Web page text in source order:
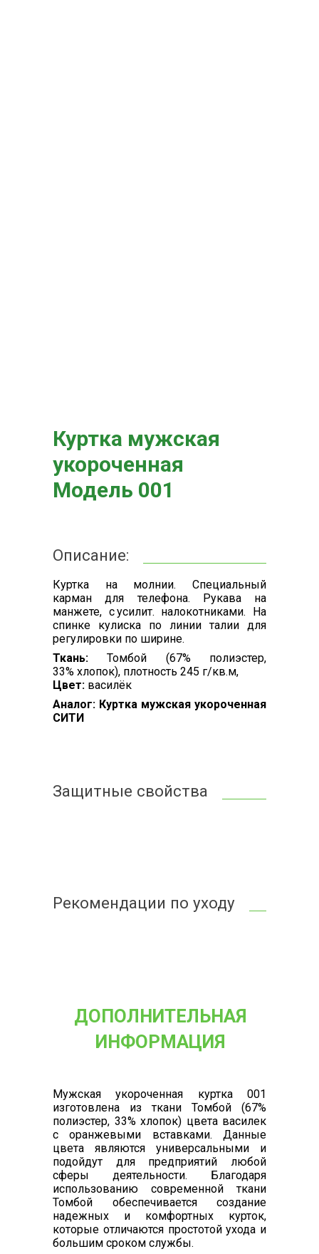
Куртка мужская
укороченная
Модель 001
Описание:
Куртка на молнии. Специальный
карман для телефона. Рукава на
манжете, с усилит. налокотниками. На
спинке кулиска по линии талии для
регулировки по ширине.
Ткань: Томбой (67% полиэстер,
33% хлопок), плотность 245 г/кв.м,
Цвет: василёк
Аналог: Куртка мужская укороченная
СИТИ
Защитные свойства
Рекомендации по уходу
ДОПОЛНИТЕЛЬНАЯ
ИНФОРМАЦИЯ
Мужская укороченная куртка 001
изготовлена из ткани Томбой (67%
полиэстер, 33% хлопок) цвета василек
с оранжевыми вставками. Данные
цвета являются универсальными и
подойдут для предприятий любой
сферы деятельности. Благодаря
использованию современной ткани
Томбой обеспечивается создание
надежных и комфортных курток,
которые отличаются простотой ухода и
большим сроком службы.